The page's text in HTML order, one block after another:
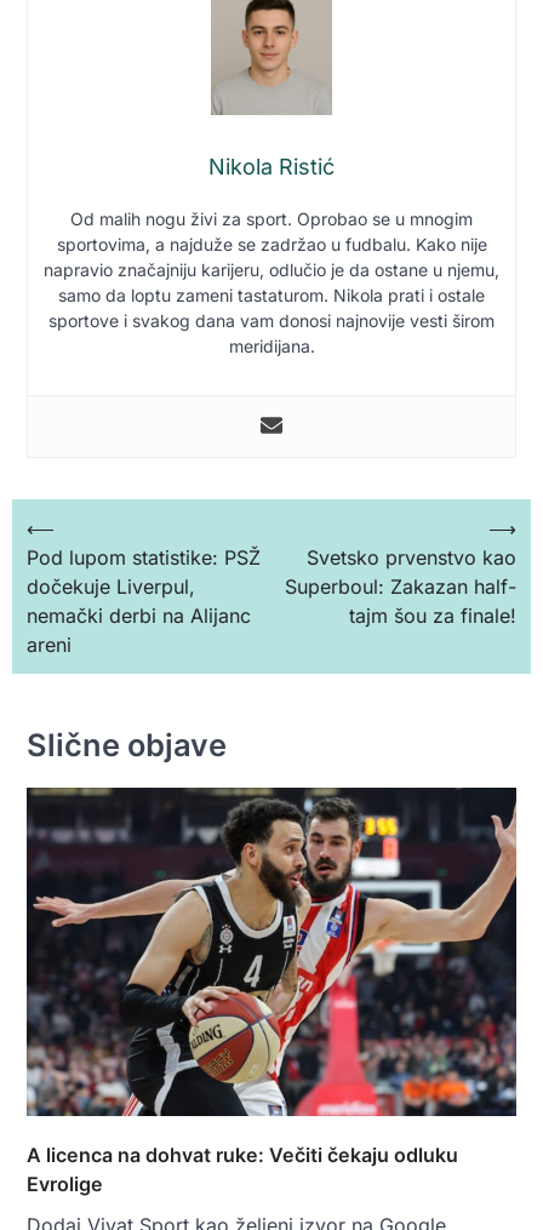
Nikola Ristić
Od malih nogu živi za sport. Oprobao se u mnogim
sportovima, a najduže se zadržao u fudbalu. Kako nije
napravio značajniju karijeru, odlučio je da ostane u njemu,
samo da loptu zameni tastaturom. Nikola prati i ostale
sportove i svakog dana vam donosi najnovije vesti širom
meridijana.
Кретање
чланка
⟵
Pod lupom statistike: PSŽ
dočekuje Liverpul,
nemački derbi na Alijanc
areni
Svetsko prvenstvo kao
Superboul: Zakazan half-
tajm šou za finale!
⟶
Slične objave
A licenca na dohvat ruke: Večiti čekaju odluku
Evrolige
Dodaj Vivat Sport kao željeni izvor na Google